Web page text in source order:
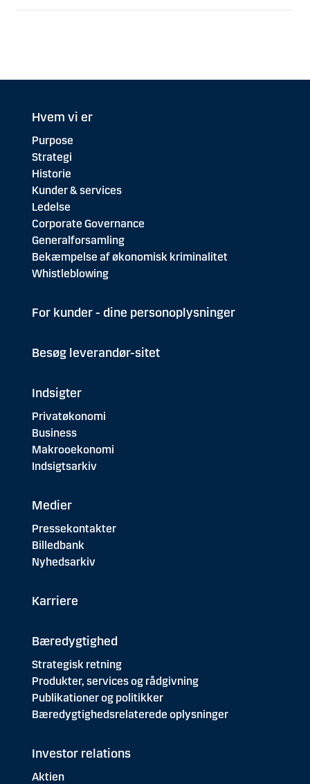
Hvem vi er
Purpose
Strategi
Historie
Kunder & services
Ledelse
Corporate Governance
Generalforsamling
Bekæmpelse af økonomisk kriminalitet
Whistleblowing
For kunder - dine personoplysninger
Besøg leverandør-sitet
Indsigter
Privatøkonomi
Business
Makrooekonomi
Indsigtsarkiv
Medier
Pressekontakter
Billedbank
Nyhedsarkiv
Karriere
Bæredygtighed
Strategisk retning
Produkter, services og rådgivning
Publikationer og politikker
Bæredygtighedsrelaterede oplysninger
Investor relations
Aktien